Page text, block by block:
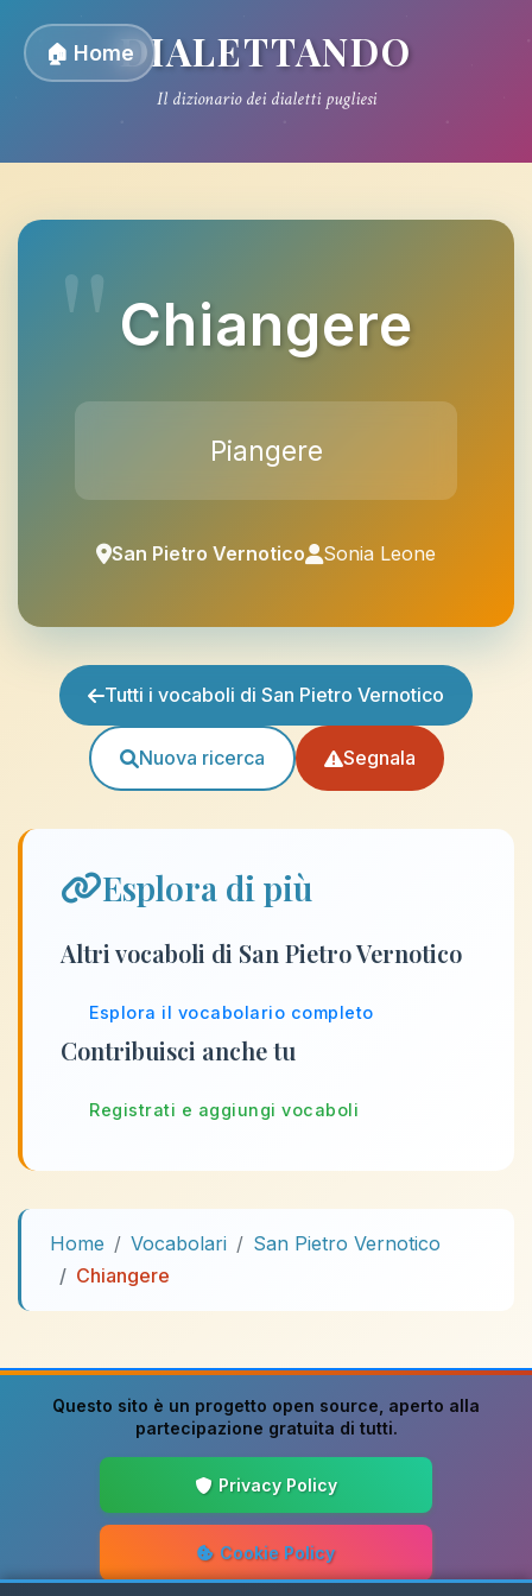
🏠 HomeDIALETTANDO
Il dizionario dei dialetti pugliesi
Chiangere
Piangere
San Pietro Vernotico Sonia Leone
Tutti i vocaboli di San Pietro Vernotico
Nuova ricerca Segnala
Esplora di più
Altri vocaboli di San Pietro Vernotico
Esplora il vocabolario completo
Contribuisci anche tu
Registrati e aggiungi vocaboli
Home Vocabolari
San Pietro Vernotico
Chiangere
Questo sito è un progetto open source , aperto alla
partecipazione gratuita di tutti.
Privacy Policy
Cookie Policy